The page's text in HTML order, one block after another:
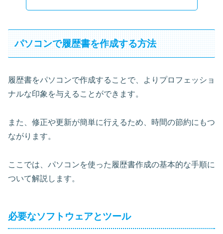
パソコンで履歴書を作成する方法
履歴書をパソコンで作成することで、よりプロフェッショ
ナルな印象を与えることができます。
また、修正や更新が簡単に行えるため、時間の節約にもつ
ながります。
ここでは、パソコンを使った履歴書作成の基本的な手順に
ついて解説します。
必要なソフトウェアとツール